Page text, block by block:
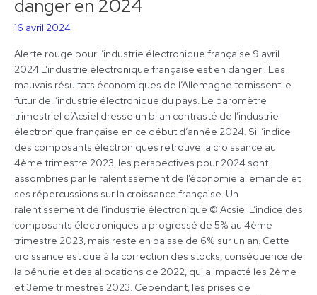
danger en 2024
16 avril 2024
Alerte rouge pour l’industrie électronique française 9 avril
2024 L’industrie électronique française est en danger ! Les
mauvais résultats économiques de l’Allemagne ternissent le
futur de l’industrie électronique du pays. Le baromètre
trimestriel d’Acsiel dresse un bilan contrasté de l’industrie
électronique française en ce début d’année 2024. Si l’indice
des composants électroniques retrouve la croissance au
4ème trimestre 2023, les perspectives pour 2024 sont
assombries par le ralentissement de l’économie allemande et
ses répercussions sur la croissance française. Un
ralentissement de l’industrie électronique © Acsiel L’indice des
composants électroniques a progressé de 5% au 4ème
trimestre 2023, mais reste en baisse de 6% sur un an. Cette
croissance est due à la correction des stocks, conséquence de
la pénurie et des allocations de 2022, qui a impacté les 2ème
et 3ème trimestres 2023. Cependant, les prises de
française
en
en
2024